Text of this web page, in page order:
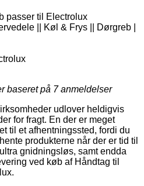
passer til Electrolux
|| Køl & Frys || Dørgreb |
baseret på 7anmeldelser
udlover heldigvis
for fragt. En der er meget
til et afhentningssted, fordi du
produkterne når der er tid til
gnidningsløs, samt endda
ved køb af Håndtag til